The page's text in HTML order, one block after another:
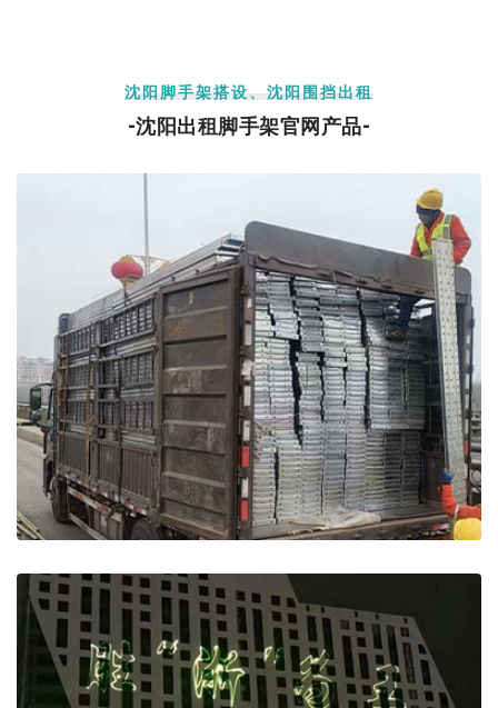
沈阳脚手架搭设、沈阳围挡出租
-沈阳出租脚手架官网产品-